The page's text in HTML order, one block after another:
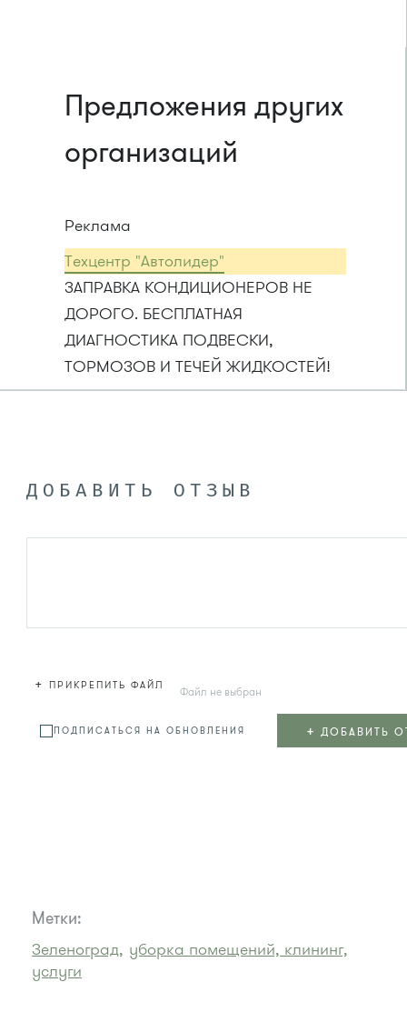
Предложения других
организаций
Реклама
Техцентр "Автолидер"
ЗАПРАВКА КОНДИЦИОНЕРОВ НЕ
ДОРОГО. БЕСПЛАТНАЯ
ДИАГНОСТИКА ПОДВЕСКИ,
ТОРМОЗОВ И ТЕЧЕЙ ЖИДКОСТЕЙ!
ДОБАВИТЬ ОТЗЫВ
+ ПРИКРЕПИТЬ ФАЙЛ Файл не выбран
ПОДПИСАТЬСЯ НА ОБНОВЛЕНИЯ + ДОБАВИТЬ
Метки:
Зеленоград, уборка помещений, клининг,
услуги